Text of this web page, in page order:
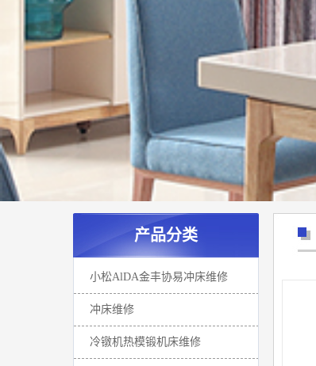
产品分类
小松AlDA金丰协易冲床维修
冲床维修
冷镦机热模锻机床维修